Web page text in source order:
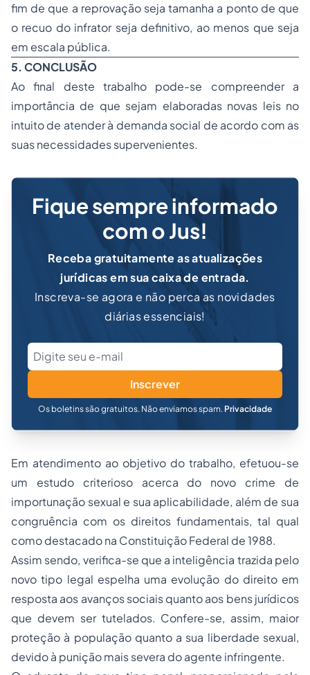
fim de que a reprovação seja tamanha a ponto de que
o recuo do infrator seja definitivo, ao menos que seja
em escala pública.
5. CONCLUSÃO
Ao final deste trabalho pode-se compreender a
importância de que sejam elaboradas novas leis no
intuito de atender à demanda social de acordo com as
suas necessidades supervenientes.
Fique sempre informado
com o Jus!
Receba gratuitamente as atualizações
jurídicas em sua caixa de entrada.
Inscreva-se agora e não perca as novidades
diárias essenciais!
Inscrever
Os boletins são gratuitos. Não enviamos spam. Privacidade
Em atendimento ao objetivo do trabalho, efetuou-se
um estudo criterioso acerca do novo crime de
importunação sexual e sua aplicabilidade, além de sua
congruência com os direitos fundamentais, tal qual
como destacado na Constituição Federal de 1988.
Assim sendo, verifica-se que a inteligência trazida pelo
novo tipo legal espelha uma evolução do direito em
resposta aos avanços sociais quanto aos bens jurídicos
que devem ser tutelados. Confere-se, assim, maior
proteção à população quanto a sua liberdade sexual,
devido à punição mais severa do agente infringente.